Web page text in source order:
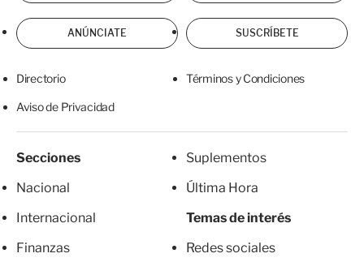
ANÚNCIATE SUSCRÍBETE
Directorio Términos y Condiciones
Aviso de Privacidad
Secciones
Nacional
Internacional
Finanzas
Suplementos
Última Hora
Temas de interés
Redes sociales